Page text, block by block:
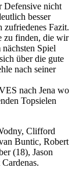
Defensive nicht
besser
zufriedenes Fazit.
zu finden, die wir
Spiel
über die gute
nach seiner
nach Jena wo
Topsielen
Clifford
Buntic, Robert
(18), Jason